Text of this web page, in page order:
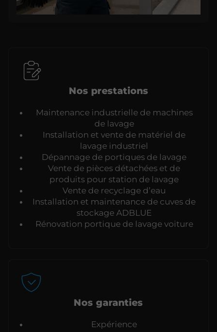
Nos prestations
Maintenance industrielle de machines
de lavage
Installation et vente de matériel de
lavage industriel
Dépannage de portiques de lavage
Vente de pièces détachées et de
produits pour station de lavage
Vente de recyclage d’eau
Installation et maintenance de cuves de
stockage ADBLUE
Rénovation portique de lavage voiture
Nos garanties
Expérience